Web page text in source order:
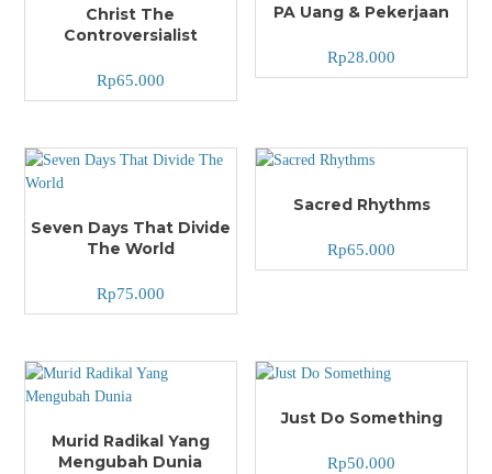
Christ The
Controversialist
Rp65.000
PA Uang & Pekerjaan
Rp28.000
Seven Days That Divide
The World
Rp75.000
Sacred Rhythms
Rp65.000
Murid Radikal Yang
Mengubah Dunia
Just Do Something
Rp50.000